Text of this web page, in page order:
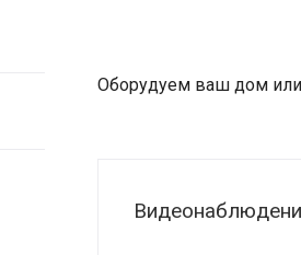
Оборудуем ваш дом или